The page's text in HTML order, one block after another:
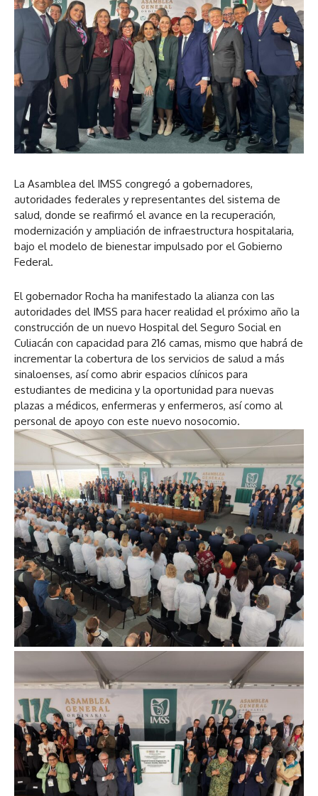
La Asamblea del IMSS congregó a gobernadores,
autoridades federales y representantes del sistema de
salud, donde se reafirmó el avance en la recuperación,
modernización y ampliación de infraestructura hospitalaria,
bajo el modelo de bienestar impulsado por el Gobierno
Federal.
El gobernador Rocha ha manifestado la alianza con las
autoridades del IMSS para hacer realidad el próximo año la
construcción de un nuevo Hospital del Seguro Social en
Culiacán con capacidad para 216 camas, mismo que habrá de
incrementar la cobertura de los servicios de salud a más
sinaloenses, así como abrir espacios clínicos para
estudiantes de medicina y la oportunidad para nuevas
plazas a médicos, enfermeras y enfermeros, así como al
personal de apoyo con este nuevo nosocomio.